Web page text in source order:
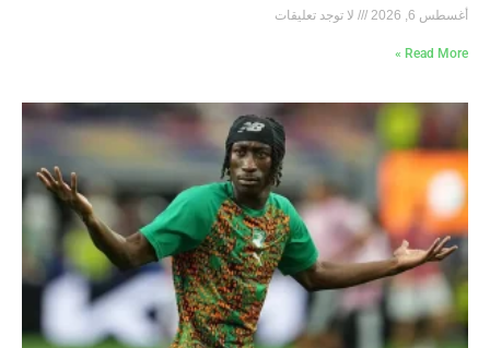
أغسطس 6, 2026 لا توجد تعليقات
Read More »